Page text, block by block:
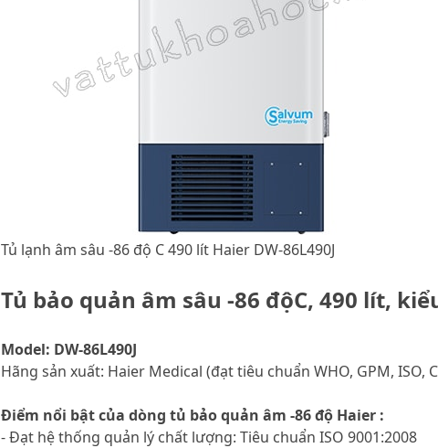
Tủ lạnh âm sâu -86 độ C 490 lít Haier DW-86L490J
Tủ bảo quản âm sâu -86 độC, 490 lít,
Model: DW-86L490J
Hãng sản xuất: Haier Medical (đạt tiêu chuẩn WHO, GPM, ISO,
Điểm nổi bật của dòng tủ bảo quản âm -86 độ Haier :
- Đạt hệ thống quản lý chất lượng: Tiêu chuẩn ISO 9001:2008